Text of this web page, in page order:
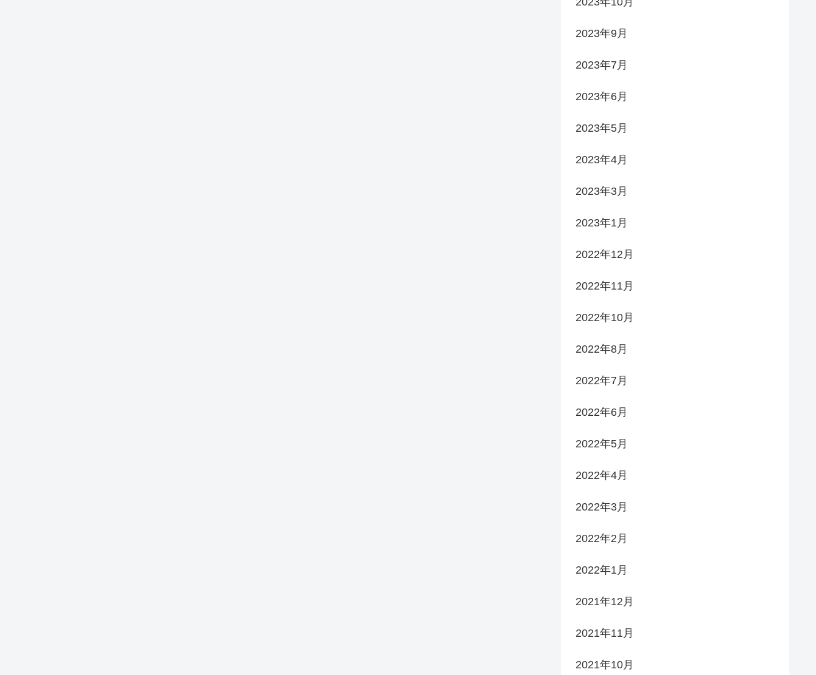
2023年9月
2023年7月
2023年6月
2023年5月
2023年4月
2023年3月
2023年1月
2022年12月
2022年11月
2022年10月
2022年8月
2022年7月
2022年6月
2022年5月
2022年4月
2022年3月
2022年2月
2022年1月
2021年12月
2021年11月
2021年10月